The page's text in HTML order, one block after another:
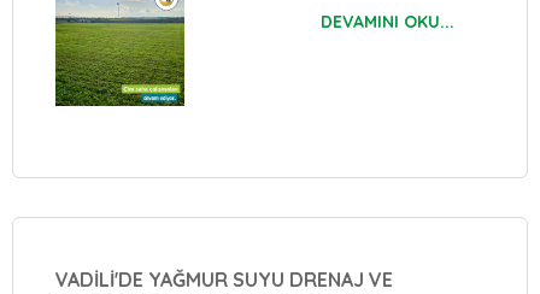
DEVAMINI OKU...
VADİLİ'DE YAĞMUR SUYU DRENAJ VE